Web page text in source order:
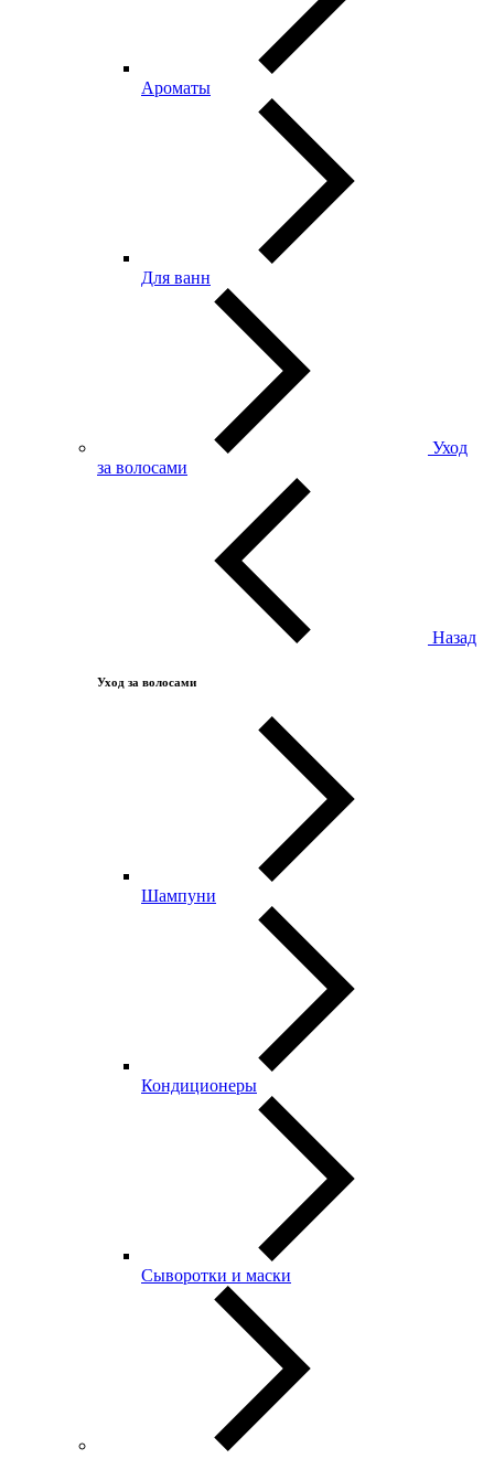
Ароматы
Для ванн
Уход
за волосами
Назад
Уход за волосами
Шампуни
Кондиционеры
Сыворотки и маски